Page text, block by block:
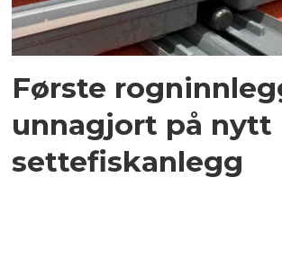
Første
unnagjort på nytt
settefiskanlegg